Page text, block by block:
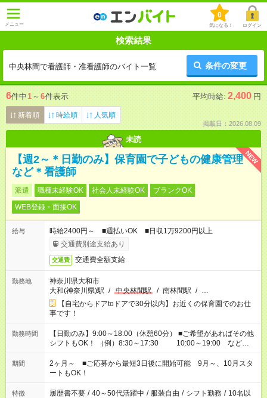
メニュー
0
気になる！ ログイン
検索結果
中央林間で看護師・准看護師のバイト一覧 条件の変更
6件中1 ～ 6件表示 平均時給: 2,400 円
新着順 時給順 人気順
掲載日：2026.08.09
未読
NEW
【週2～＊日勤のみ】保育園で子どもの健康管理
など＊看護師
派遣 職種未経験OK 社会人未経験OK
ブランクOK
WEB登録・面接OK
給与
時給2400円～ ■週払いOK ■日収1万9200円以上
交通費別途支給あり
交通費 交通費全額支給
勤務地
神奈川県大和市
大和(神奈川県)駅 / 中央林間駅 / 南林間駅 / …
【自宅からドアtoドアで30分以内】お近くの保育園でのお仕
事です！
勤務時間
【日勤のみ】9:00～18:00（休憩60分） ■ご希望があればその他
シフトもOK！ （例）8:30～17:30 10:00～19:00 など
「家族とお休みを合わせたい」 「余裕を持って夕飯の準備がし
たい」 「できれば残業はしたくない」 など、ご希望があれば教
えてくださいね。 ※Wワーク希望の方へ 今ご覧のお仕事で希望
する勤務時間と、もう1つのお仕事の勤務時間。 合計で週40時
間を超える場合は応募できません
期間
2ヶ月～ ■ご応募から最短3日後に開始可能 9月～、10月スタ
ートもOK！
特徴 履歴書不要 / 40～50代活躍中 / 服装自由 / シフト勤務 / 10名以